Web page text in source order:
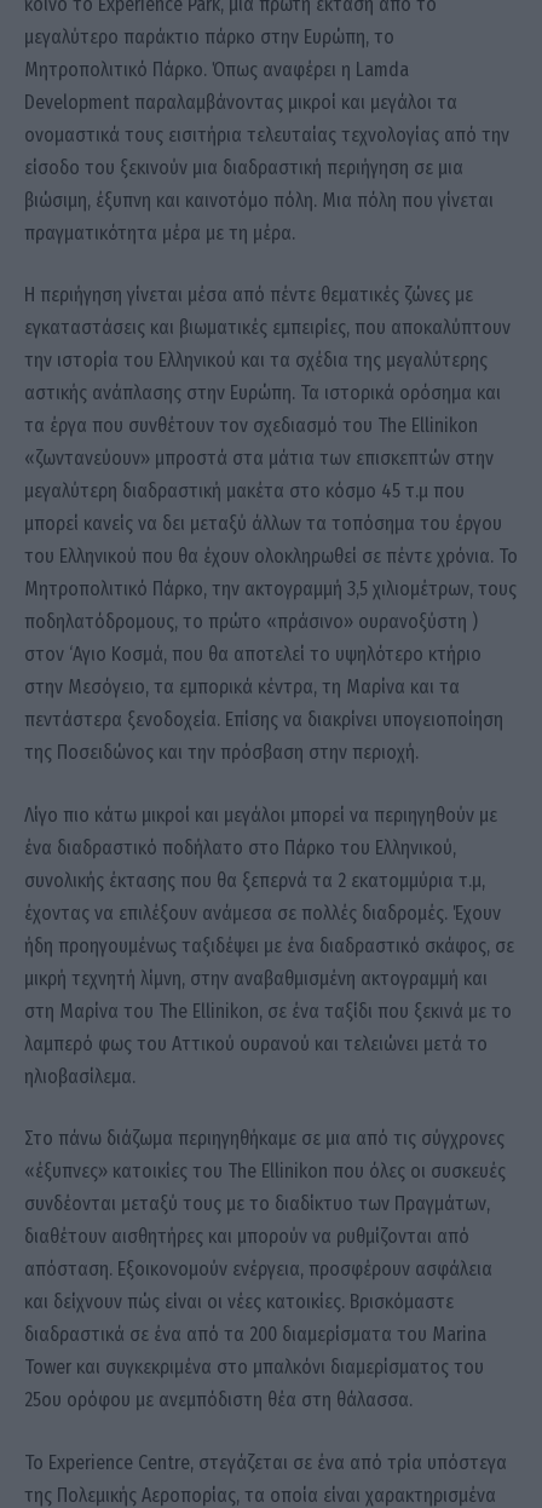
μεγαλύτερο παράκτιο πάρκο στην Ευρώπη, το
Μητροπολιτικό Πάρκο. Όπως αναφέρει η Lamda
Development παραλαμβάνοντας μικροί και μεγάλοι τα
ονομαστικά τους εισιτήρια τελευταίας τεχνολογίας από την
είσοδο του ξεκινούν μια διαδραστική περιήγηση σε μια
βιώσιμη, έξυπνη και καινοτόμο πόλη. Μια πόλη που γίνεται
πραγματικότητα μέρα με τη μέρα.
H περιήγηση γίνεται μέσα από πέντε θεματικές ζώνες με
εγκαταστάσεις και βιωματικές εμπειρίες, που αποκαλύπτουν
την ιστορία του Ελληνικού και τα σχέδια της μεγαλύτερης
αστικής ανάπλασης στην Ευρώπη. Τα ιστορικά ορόσημα και
τα έργα που συνθέτουν τον σχεδιασμό του The Ellinikon
«ζωντανεύουν» μπροστά στα μάτια των επισκεπτών στην
μεγαλύτερη διαδραστική μακέτα στο κόσμο 45 τ.μ που
μπορεί κανείς να δει μεταξύ άλλων τα τοπόσημα του έργου
του Ελληνικού που θα έχουν ολοκληρωθεί σε πέντε χρόνια. Το
Μητροπολιτικό Πάρκο, την ακτογραμμή 3,5 χιλιομέτρων, τους
ποδηλατόδρομους, το πρώτο «πράσινο» ουρανοξύστη )
στον ‘Αγιο Κοσμά, που θα αποτελεί το υψηλότερο κτήριο
στην Μεσόγειο, τα εμπορικά κέντρα, τη Μαρίνα και τα
πεντάστερα ξενοδοχεία. Επίσης να διακρίνει υπογειοποίηση
της Ποσειδώνος και την πρόσβαση στην περιοχή.
Λίγο πιο κάτω μικροί και μεγάλοι μπορεί να περιηγηθούν με
ένα διαδραστικό ποδήλατο στο Πάρκο του Ελληνικού,
συνολικής έκτασης που θα ξεπερνά τα 2 εκατομμύρια τ.μ,
έχοντας να επιλέξουν ανάμεσα σε πολλές διαδρομές. Έχουν
ήδη προηγουμένως ταξιδέψει με ένα διαδραστικό σκάφος, σε
μικρή τεχνητή λίμνη, στην αναβαθμισμένη ακτογραμμή και
στη Μαρίνα του The Ellinikon, σε ένα ταξίδι που ξεκινά με το
λαμπερό φως του Αττικού ουρανού και τελειώνει μετά το
ηλιοβασίλεμα.
Στο πάνω διάζωμα περιηγηθήκαμε σε μια από τις σύγχρονες
«έξυπνες» κατοικίες του The Ellinikon που όλες οι συσκευές
συνδέονται μεταξύ τους με το διαδίκτυο των Πραγμάτων,
διαθέτουν αισθητήρες και μπορούν να ρυθμίζονται από
απόσταση. Εξοικονομούν ενέργεια, προσφέρουν ασφάλεια
και δείχνουν πώς είναι οι νέες κατοικίες. Βρισκόμαστε
διαδραστικά σε ένα από τα 200 διαμερίσματα του Marina
Tower και συγκεκριμένα στο μπαλκόνι διαμερίσματος του
25ου ορόφου με ανεμπόδιστη θέα στη θάλασσα.
Το Experience Centre, στεγάζεται σε ένα από τρία υπόστεγα
της Πολεμικής Αεροπορίας, τα οποία είναι χαρακτηρισμένα